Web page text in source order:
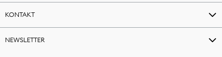
KONTAKT
NEWSLETTER